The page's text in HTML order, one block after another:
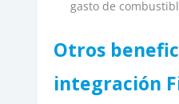
gasto de
Otros
integración